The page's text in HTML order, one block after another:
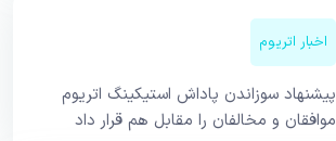
اخبار اتریوم
پیشنهاد سوزاندن پاداش استیکینگ اتریوم
موافقان و مخالفان را مقابل هم قرار داد